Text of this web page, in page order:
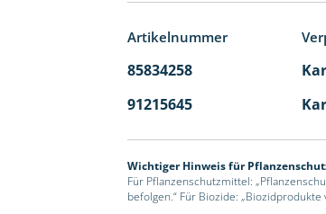
Artikelnummer
85834258
91215645
Wichtiger Hinweis für
Für Pflanzenschutzmittel:
befolgen.“ Für Biozide: